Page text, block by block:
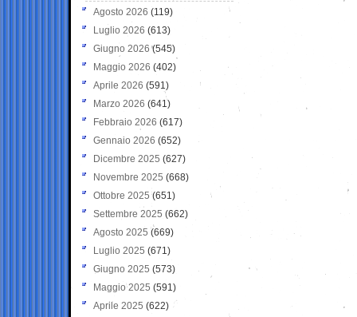
Agosto 2026 (119)
Luglio 2026 (613)
Giugno 2026 (545)
Maggio 2026 (402)
Aprile 2026 (591)
Marzo 2026 (641)
Febbraio 2026 (617)
Gennaio 2026 (652)
Dicembre 2025 (627)
Novembre 2025 (668)
Ottobre 2025 (651)
Settembre 2025 (662)
Agosto 2025 (669)
Luglio 2025 (671)
Giugno 2025 (573)
Maggio 2025 (591)
Aprile 2025 (622)